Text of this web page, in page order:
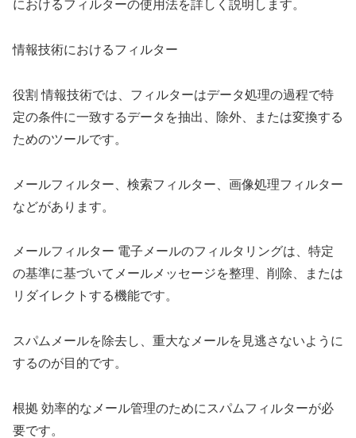
におけるフィルターの使用法を詳しく説明します。
情報技術におけるフィルター
役割 情報技術では、フィルターはデータ処理の過程で特
定の条件に一致するデータを抽出、除外、または変換する
ためのツールです。
メールフィルター、検索フィルター、画像処理フィルター
などがあります。
メールフィルター 電子メールのフィルタリングは、特定
の基準に基づいてメールメッセージを整理、削除、または
リダイレクトする機能です。
スパムメールを除去し、重大なメールを見逃さないように
するのが目的です。
根拠 効率的なメール管理のためにスパムフィルターが必
要です。